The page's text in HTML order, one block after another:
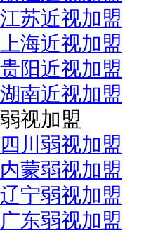
江苏近视加盟
上海近视加盟
贵阳近视加盟
湖南近视加盟
弱视加盟
四川弱视加盟
内蒙弱视加盟
辽宁弱视加盟
广东弱视加盟